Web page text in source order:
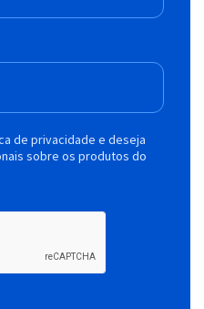
de privacidade e deseja
sobre os produtos do